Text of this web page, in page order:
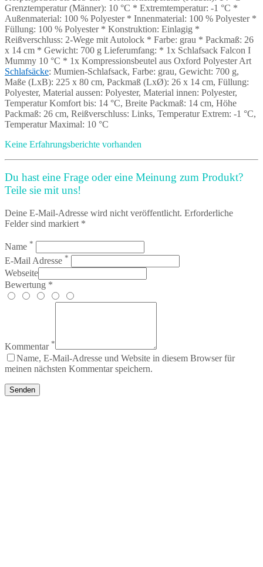
Grenztemperatur (Männer): 10 °C * Extremtemperatur: -1 °C *
Außenmaterial: 100 % Polyester * Innenmaterial: 100 % Polyester *
Füllung: 100 % Polyester * Konstruktion: Einlagig *
Reißverschluss: 2-Wege mit Autolock * Farbe: grau * Packmaß: 26
x 14 cm * Gewicht: 700 g Lieferumfang: * 1x Schlafsack Falcon I
Mummy 10 °C * 1x Kompressionsbeutel aus Oxford Polyester Art
Schlafsäcke: Mumien-Schlafsack, Farbe: grau, Gewicht: 700 g,
Maße (LxB): 225 x 80 cm, Packmaß (LxØ): 26 x 14 cm, Füllung:
Polyester, Material aussen: Polyester, Material innen: Polyester,
Temperatur Komfort bis: 14 °C, Breite Packmaß: 14 cm, Höhe
Packmaß: 26 cm, Reißverschluss: Links, Temperatur Extrem: -1 °C,
Temperatur Maximal: 10 °C
Keine Erfahrungsberichte vorhanden
Du hast eine Frage oder eine Meinung zum Produkt?
Teile sie mit uns!
Deine E-Mail-Adresse wird nicht veröffentlicht. Erforderliche
Felder sind markiert *
Name *
E-Mail Adresse *
Webseite
Bewertung *
Kommentar *
Name, E-Mail-Adresse und Website in diesem Browser für
meinen nächsten Kommentar speichern.